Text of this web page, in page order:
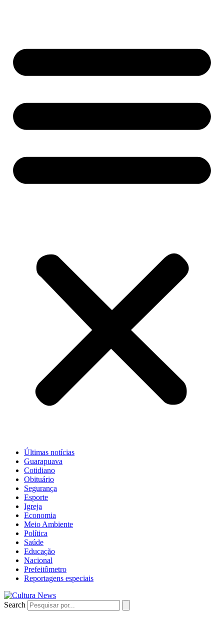
Últimas notícias
Guarapuava
Cotidiano
Obituário
Segurança
Esporte
Igreja
Economia
Meio Ambiente
Política
Saúde
Educação
Nacional
Prefeitômetro
Reportagens especiais
Search